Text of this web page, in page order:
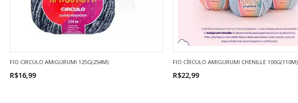
FIO CIRCULO AMIGURUMI 125G(254M)
R$16,99
FIO CÍRCULO AMIGURUMI CHENILLE 100G(110M)
R$22,99